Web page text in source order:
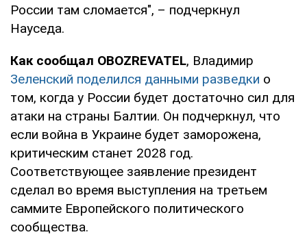
России там сломается", – подчеркнул
Науседа.
Как сообщал OBOZREVATEL, Владимир
Зеленский поделился данными разведки о
том, когда у России будет достаточно сил для
атаки на страны Балтии. Он подчеркнул, что
если война в Украине будет заморожена,
критическим станет 2028 год.
Соответствующее заявление президент
сделал во время выступления на третьем
саммите Европейского политического
сообщества.